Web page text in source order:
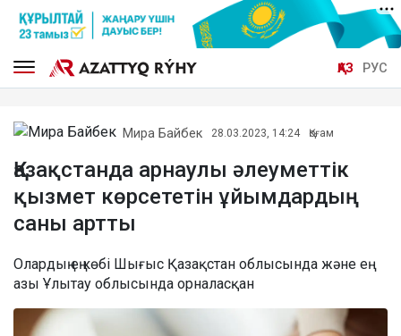
ҚАЗ РУС
Мира Байбек 28.03.2023, 14:24 Қоғам
Қазақстанда арнаулы әлеуметтік
қызмет көрсететін ұйымдардың
саны артты
Олардың ең көбі Шығыс Қазақстан облысында және ең
азы Ұлытау облысында орналасқан